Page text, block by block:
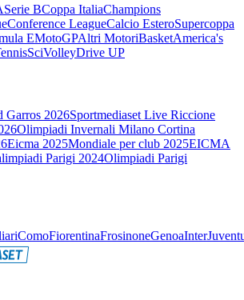
Serie BCoppa ItaliaChampions
Conference LeagueCalcio EsteroSupercoppa
EMotoGPAltri MotoriBasketAmerica's
SciVolleyDrive UP
Garros 2026Sportmediaset Live Riccione
Olimpiadi Invernali Milano Cortina
Eicma 2025Mondiale per club 2025EICMA
Parigi 2024Olimpiadi Parigi
ComoFiorentinaFrosinoneGenoaInter